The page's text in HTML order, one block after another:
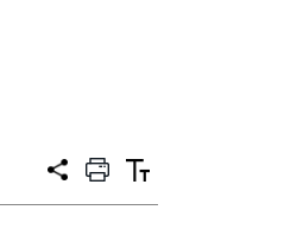
공
프
트
텍
트